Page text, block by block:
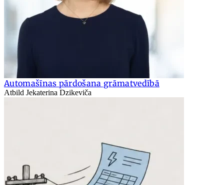
Automašīnas pārdošana grāmatvedībā
Atbild Jekaterina Dzikeviča